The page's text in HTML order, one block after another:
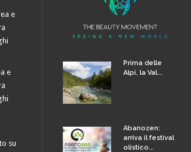
e
e
su
Prima delle
Alpi, la Val...
Abanozen:
arriva il festival
olistico...